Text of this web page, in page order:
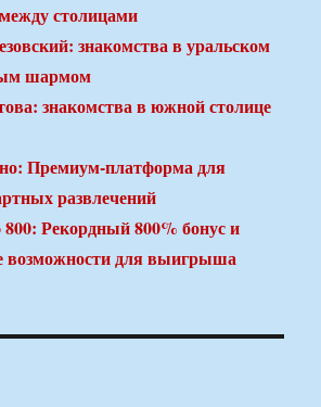
столицами
знакомства в уральском
шармом
знакомства в южной столице
Премиум-платформа для
развлечений
Рекордный 800% бонус и
возможности для выигрыша